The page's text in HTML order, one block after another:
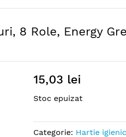
8 Role, Energy
15,03 lei
Stoc epuizat
Categorie: Hartie